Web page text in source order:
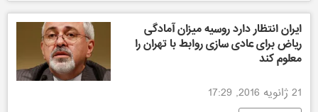
ایران انتظار دارد روسیه میزان آمادگی
ریاض برای عادی سازی روابط با تهران را
معلوم کند
21 ژانویه 2016, 17:29